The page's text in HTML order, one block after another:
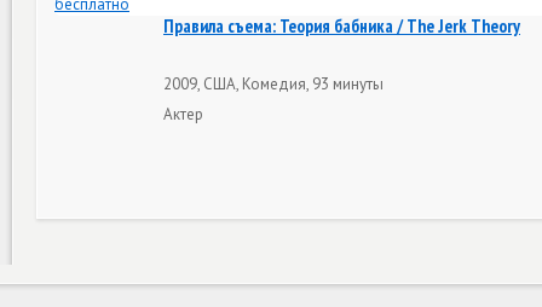
Правила съема: Теория бабника / The Jerk Theory
2009, США, Комедия, 93 минуты
Актер